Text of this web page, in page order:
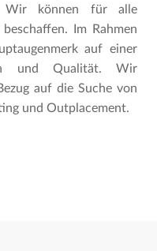
Wir können für alle
Im Rahmen
auf einer
und Qualität. Wir
auf die Suche von
und Outplacement.